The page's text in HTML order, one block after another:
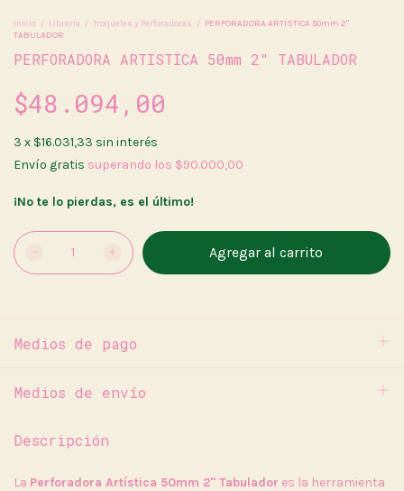
Inicio / Librería / Troqueles y Perforadoras / PERFORADORA ARTISTICA 50mm 2"
TABULADOR
PERFORADORA ARTISTICA 50mm 2" TABULADOR
$48.094,00
3 x $16.031,33 sin interés
Envío gratis superando los $90.000,00
¡No te lo pierdas, es el último!
Medios de pago
Medios de envío
Descripción
La Perforadora Artística 50mm 2" Tabulador es la herramienta